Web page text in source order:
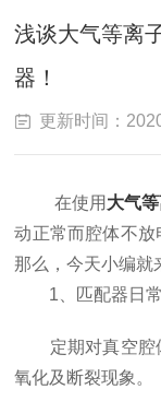
浅谈大气等离
器！
更新时间：
在使用 大气
动正常而腔体不放
那么，今天小编就
1、匹配器日常
定期对真空腔体
氧化及断裂现象。